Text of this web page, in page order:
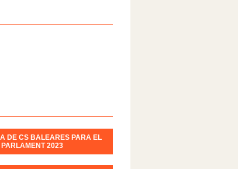
DE CS BALEARES PARA EL
PARLAMENT 2023